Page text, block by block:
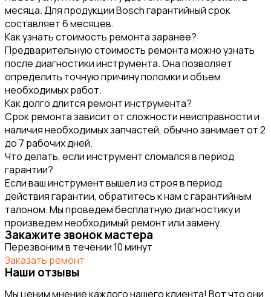
месяца. Для продукции Bosch гарантийный срок
составляет 6 месяцев.
Как узнать стоимость ремонта заранее?
Предварительную стоимость ремонта можно узнать
после диагностики инструмента. Она позволяет
определить точную причину поломки и объем
необходимых работ.
Как долго длится ремонт инструмента?
Срок ремонта зависит от сложности неисправности и
наличия необходимых запчастей, обычно занимает от 2
до 7 рабочих дней.
Что делать, если инструмент сломался в период
гарантии?
Если ваш инструмент вышел из строя в период
действия гарантии, обратитесь к нам с гарантийным
талоном. Мы проведем бесплатную диагностику и
произведем необходимый ремонт или замену.
Закажите звонок мастера
Перезвоним в течении 10 минут
Заказать ремонт
Наши отзывы
Мы ценим мнение каждого нашего клиента! Вот что они